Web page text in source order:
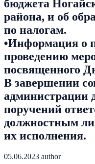
бюджета
района, и об
по налогам.
•Информация о
проведению
посвященного
В завершении
администрации
поручений
должностным
их исполнения.
05.06.2023 author